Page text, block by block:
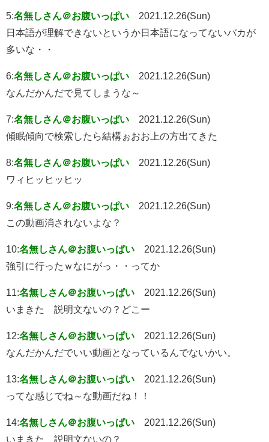
5:名無しさん＠お腹いっぱい
2021.12.26(Sun)
日本語が理解できないというか日本語になってないバカが
多いな・・
6:名無しさん＠お腹いっぱい
2021.12.26(Sun)
なんだかんだで見てしまうな～
7:名無しさん＠お腹いっぱい
2021.12.26(Sun)
傾眠傾向で検索したら結構ぉおお上の方出てきた
8:名無しさん＠お腹いっぱい
2021.12.26(Sun)
ワィヒッヒッヒッ
9:名無しさん＠お腹いっぱい
2021.12.26(Sun)
この動画消されないよな？
10:名無しさん＠お腹いっぱい
2021.12.26(Sun)
強引に行ったｗなにがっ・・ってか
11:名無しさん＠お腹いっぱい
2021.12.26(Sun)
いまきた 説明文ないの？どこー
12:名無しさん＠お腹いっぱい
2021.12.26(Sun)
なんだかんだでいい動画となっているんでないかい。
13:名無しさん＠お腹いっぱい
2021.12.26(Sun)
ってな感じでね～な動画だね！！
14:名無しさん＠お腹いっぱい
2021.12.26(Sun)
いまきた 説明文ないの？